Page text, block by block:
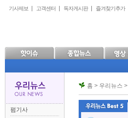
문
로
인
바
위
바
기사제보 고객센터 독자게시판 즐겨찾기추가
펌기사
홈 > 우리뉴스 >